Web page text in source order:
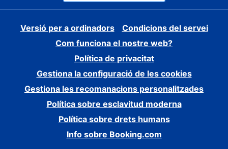
Versió per a ordinadors
Condicions del servei
Com funciona el nostre web?
Política de privacitat
Gestiona la configuració de les cookies
Gestiona les recomanacions personalitzades
Política sobre esclavitud moderna
Política sobre drets humans
Info sobre Booking.com